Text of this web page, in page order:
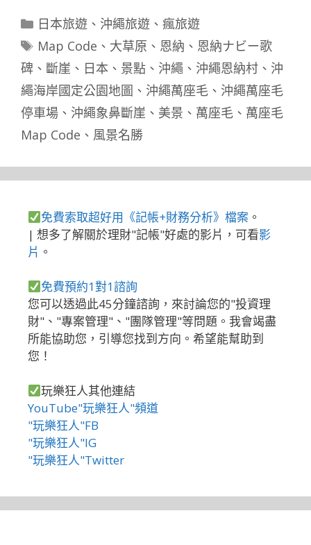
分
類
日本旅遊、 沖繩旅遊、 瘋旅遊
標
籤
Map Code 、 大草原 、 恩納 、 恩納ナビー歌
碑 、 斷崖 、 日本 、 景點 、 沖繩 、 沖繩恩納村 、 沖
繩海岸國定公園地圖 、 沖繩萬座毛 、 沖繩萬座毛
停車場 、 沖繩象鼻斷崖 、 美景 、 萬座毛 、 萬座毛
Map Code 、 風景名勝
免費索取超好用《記帳+財務分析》檔案 。
| 想多了解關於理財"記帳"好處的影片，可看影
片 。
免費預約1對1諮詢
您可以透過此45分鐘諮詢，來討論您的"投資理
財"、"專案管理"、"團隊管理"等問題。我會竭盡
所能協助您，引導您找到方向。希望能幫助到
您！
玩樂狂人其他連結
YouTube"玩樂狂人"頻道
"玩樂狂人"FB
"玩樂狂人"IG
"玩樂狂人"Twitter